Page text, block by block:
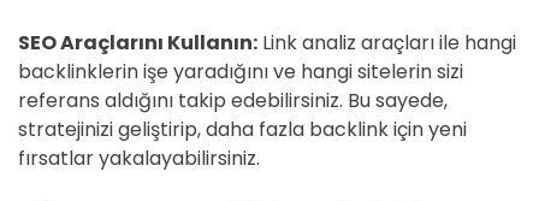
SEO Araçlarını Kullanın: Link analiz araçları ile hangi
backlinklerin işe yaradığını ve hangi sitelerin sizi
referans aldığını takip edebilirsiniz. Bu sayede,
stratejinizi geliştirip, daha fazla backlink için yeni
fırsatlar yakalayabilirsiniz.